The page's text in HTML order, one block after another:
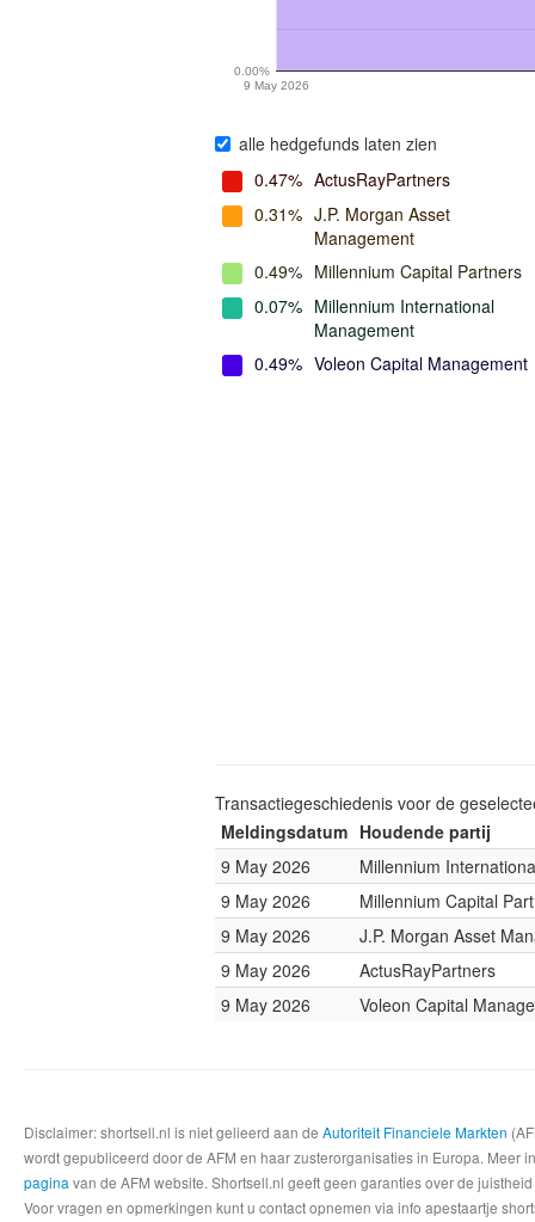
9 May 2026
0.00%
alle hedgefunds laten zien
0.47% ActusRayPartners
0.31% J.P. Morgan Asset
Management
0.49% Millennium Capital Partners
0.07% Millennium International
Management
0.49% Voleon Capital Management
Transactiegeschiedenis voor de
Meldingsdatum Houdende partij
9 May 2026
Millennium
9 May 2026
Millennium Capital
9 May 2026
J.P. Morgan Asset
9 May 2026
ActusRayPartners
9 May 2026
Voleon Capital
Disclaimer: shortsell.nl is niet gelieerd aan de Autoriteit Financiele Markten
wordt gepubliceerd door de AFM en haar zusterorganisaties in Europa.
pagina van de AFM website. Shortsell.nl geeft geen garanties over de
Voor vragen en opmerkingen kunt u contact opnemen via info apestaartje